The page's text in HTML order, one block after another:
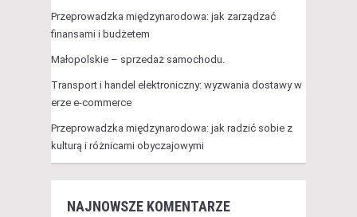
Przeprowadzka międzynarodowa: jak zarządzać
finansami i budżetem
Małopolskie – sprzedaż samochodu.
Transport i handel elektroniczny: wyzwania dostawy w
erze e-commerce
Przeprowadzka międzynarodowa: jak radzić sobie z
kulturą i różnicami obyczajowymi
NAJNOWSZE KOMENTARZE